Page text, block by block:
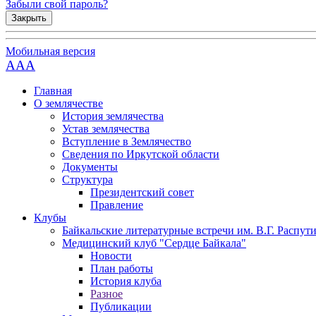
Забыли свой пароль?
Закрыть
Мобильная версия
AAA
Главная
О землячестве
История землячества
Устав землячества
Вступление в Землячество
Сведения по Иркутской области
Документы
Структура
Президентский совет
Правление
Клубы
Байкальские литературные встречи им. В.Г.
Медицинский клуб "Сердце Байкала"
Новости
План работы
История клуба
Разное
Публикации